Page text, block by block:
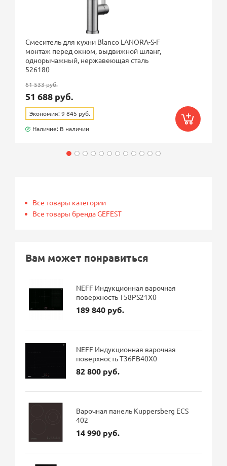
Смеситель для кухни Blanco LANORA-S-F
монтаж перед окном, выдвижной шланг,
однорычажный, нержавеющая сталь
526180
61 533 руб.
51 688 руб.
Экономия: 9 845 руб.
Наличие: В наличии
Все товары категории
Все товары бренда GEFEST
Вам может понравиться
NEFF Индукционная варочная
поверхность T58PS21X0
189 840 руб.
NEFF Индукционная варочная
поверхность T36FB40X0
82 800 руб.
Варочная панель Kuppersberg ECS
402
14 990 руб.